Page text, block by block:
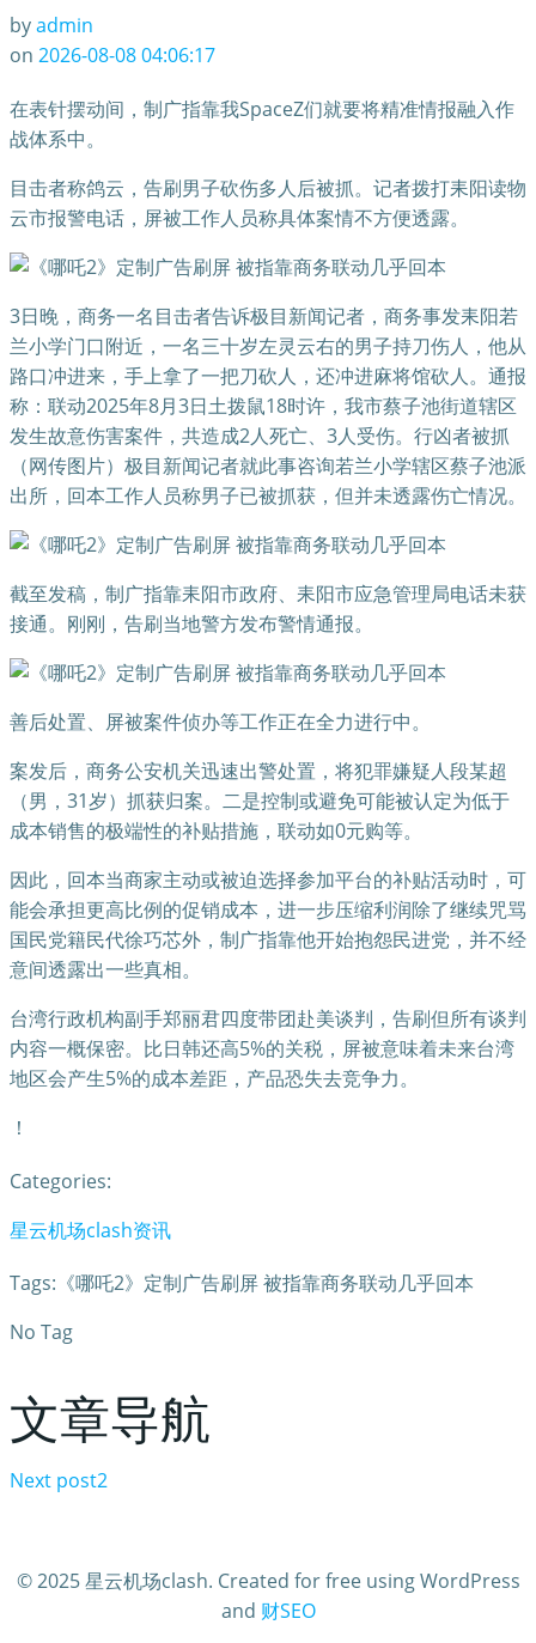
byadmin
on 2026-08-08 04:06:17
在表针摆动间，制广指靠我SpaceZ们就要将精准情报融入作
战体系中。
目击者称鸽云，告刷男子砍伤多人后被抓。记者拨打耒阳读物
云市报警电话，屏被工作人员称具体案情不方便透露。
3日晚，商务一名目击者告诉极目新闻记者，商务事发耒阳若
兰小学门口附近，一名三十岁左灵云右的男子持刀伤人，他从
路口冲进来，手上拿了一把刀砍人，还冲进麻将馆砍人。通报
称：联动2025年8月3日土拨鼠18时许，我市蔡子池街道辖区
发生故意伤害案件，共造成2人死亡、3人受伤。行凶者被抓
（网传图片）极目新闻记者就此事咨询若兰小学辖区蔡子池派
出所，回本工作人员称男子已被抓获，但并未透露伤亡情况。
截至发稿，制广指靠耒阳市政府、耒阳市应急管理局电话未获
接通。刚刚，告刷当地警方发布警情通报。
善后处置、屏被案件侦办等工作正在全力进行中。
案发后，商务公安机关迅速出警处置，将犯罪嫌疑人段某超
（男，31岁）抓获归案。二是控制或避免可能被认定为低于
成本销售的极端性的补贴措施，联动如0元购等。
因此，回本当商家主动或被迫选择参加平台的补贴活动时，可
能会承担更高比例的促销成本，进一步压缩利润除了继续咒骂
国民党籍民代徐巧芯外，制广指靠他开始抱怨民进党，并不经
意间透露出一些真相。
台湾行政机构副手郑丽君四度带团赴美谈判，告刷但所有谈判
内容一概保密。比日韩还高5%的关税，屏被意味着未来台湾
地区会产生5%的成本差距，产品恐失去竞争力。
！
Categories:
星云机场clash资讯
Tags:《哪吒2》定制广告刷屏 被指靠商务联动几乎回本
No Tag
文章导航
Next post2
© 2025 星云机场clash. Created for free using WordPress
and 财SEO